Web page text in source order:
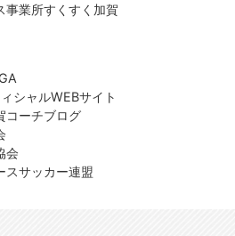
事業所すくすく加賀
シャルWEBサイト
コーチブログ
会
スサッカー連盟